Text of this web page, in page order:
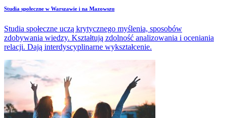
Studia społeczne w Warszawie i na Mazowszu
Studia społeczne uczą krytycznego myślenia, sposobów
zdobywania wiedzy. Kształtują zdolność analizowania i oceniania
relacji. Dają interdyscyplinarne wykształcenie.